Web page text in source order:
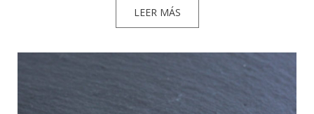
LEER MÁS